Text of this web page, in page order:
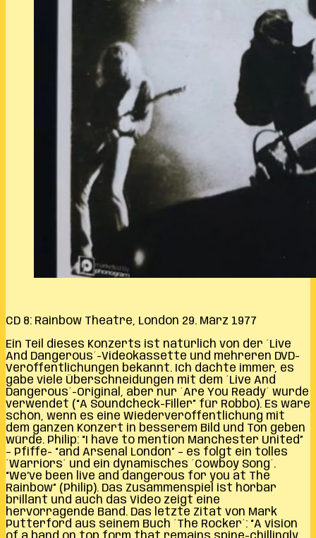
CD 8: Rainbow Theatre, London 29. März 1977
Ein Teil dieses Konzerts ist natürlich von der ´Live
And Dangerous´-Videokassette und mehreren DVD-
Veröffentlichungen bekannt. Ich dachte immer, es
gäbe viele Überschneidungen mit dem ´Live And
Dangerous´-Original, aber nur ´Are You Ready´ wurde
verwendet (“A Soundcheck-Filler” für Robbo). Es wäre
schön, wenn es eine Wiederveröffentlichung mit
dem ganzen Konzert in besserem Bild und Ton geben
würde. Philip: “I have to mention Manchester United”
– Pfiffe- “and Arsenal London” – es folgt ein tolles
´Warriors´ und ein dynamisches ´Cowboy Song´.
“We’ve been live and dangerous for you at The
Rainbow” (Philip). Das Zusammenspiel ist hörbar
brillant und auch das Video zeigt eine
hervorragende Band. Das letzte Zitat von Mark
Putterford aus seinem Buch ´The Rocker´: “A vision